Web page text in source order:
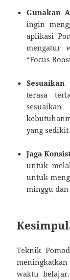
Gunakan
ingin
aplikasi
mengatur
“Focus
terasa
yang
Jaga
untuk
untuk
minggu
Teknik
waktu